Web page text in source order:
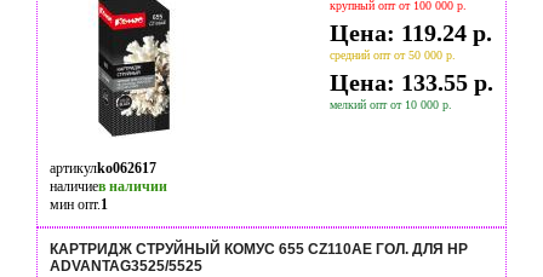
крупный опт от 100 000 р.
Цена: 119.24 р.
средний опт от 50 000 р.
Цена: 133.55 р.
мелкий опт от 10 000 р.
артикулko062617
наличиев наличии
мин опт.1
КАРТРИДЖ СТРУЙНЫЙ КОМУС 655 CZ110AE ГОЛ. ДЛЯ HP
ADVANTAG3525/5525